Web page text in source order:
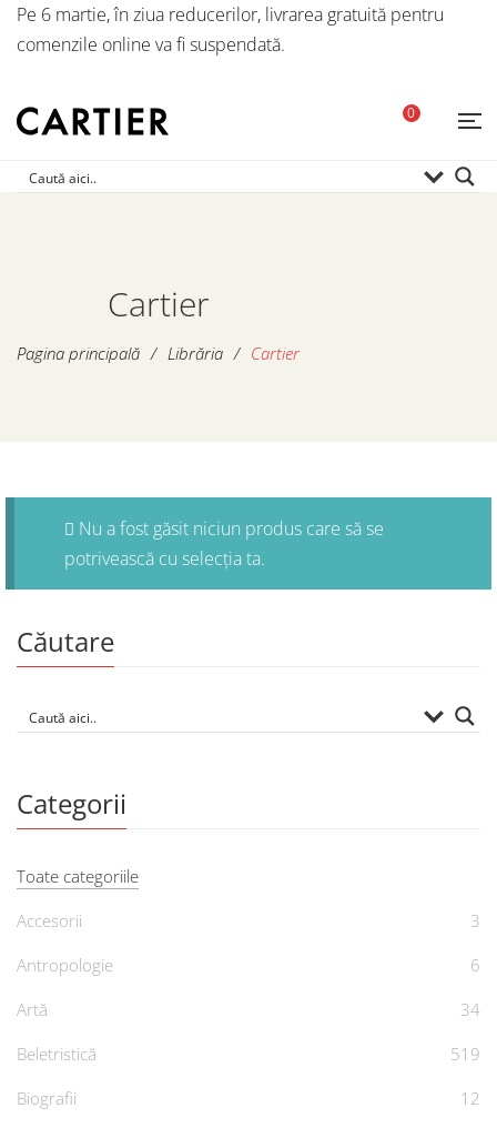
Pe 6 martie, în ziua reducerilor, livrarea gratuită pentru
comenzile online va fi suspendată.
0
Cartier
Pagina principală / Librăria / Cartier
Nu a fost găsit niciun produs care să se
potrivească cu selecția ta.
Căutare
Categorii
Toate categoriile
Accesorii
3
Antropologie
6
Artă
34
Beletristică
519
Biografii
12